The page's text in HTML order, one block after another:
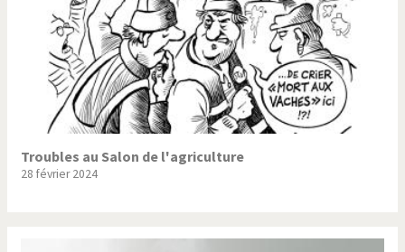
Troubles au Salon de l'agriculture
28 février 2024